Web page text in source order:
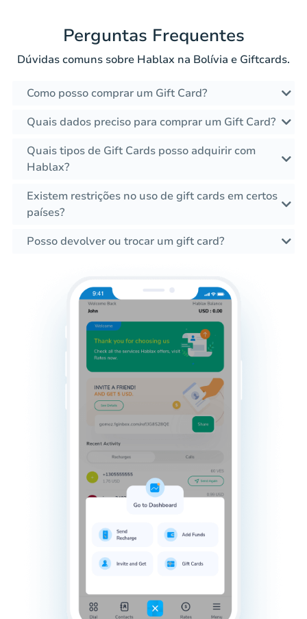
Perguntas Frequentes
Dúvidas comuns sobre Hablax na Bolívia e Giftcards.
Como posso comprar um Gift Card?
Quais dados preciso para comprar um Gift Card?
Quais tipos de Gift Cards posso adquirir com
Hablax?
Existem restrições no uso de gift cards em certos
países?
Posso devolver ou trocar um gift card?